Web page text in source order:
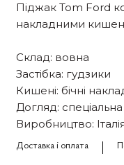
Піджак Tom Ford
накладними
Склад: вовна
Застібка: гудзики
Кишені: бічні
Догляд:
Виробництво:
Доставка і оплата